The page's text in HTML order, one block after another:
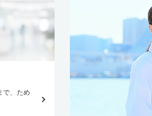
で、ため